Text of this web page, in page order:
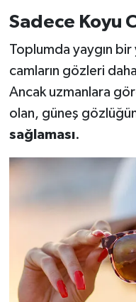
Sadece Koyu
Toplumda yaygın bir
camların gözleri
Ancak uzmanlara
olan, güneş
sağlaması.